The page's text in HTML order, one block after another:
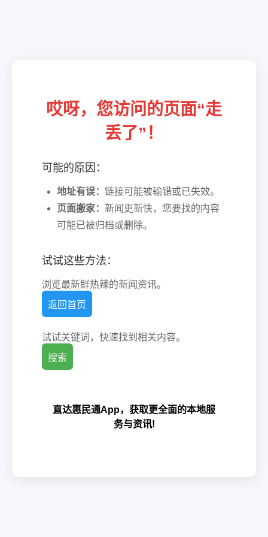
哎呀，您访问的页面“走
丢了”！
可能的原因：
地址有误： 链接可能被输错或已失效。
页面搬家： 新闻更新快，您要找的内容
可能已被归档或删除。
试试这些方法：
浏览最新鲜热辣的新闻资讯。
返回首页
试试关键词，快速找到相关内容。
搜索
直达惠民通App，获取更全面的本地服
务与资讯!